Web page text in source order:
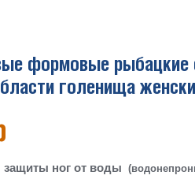
формовые
голенища
ног от воды